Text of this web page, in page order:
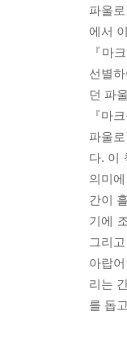
파울
에서
『마
선별
던 파
『마
파울
다. 이
의미
간이
기에
그리
아랍
리는
를 돕